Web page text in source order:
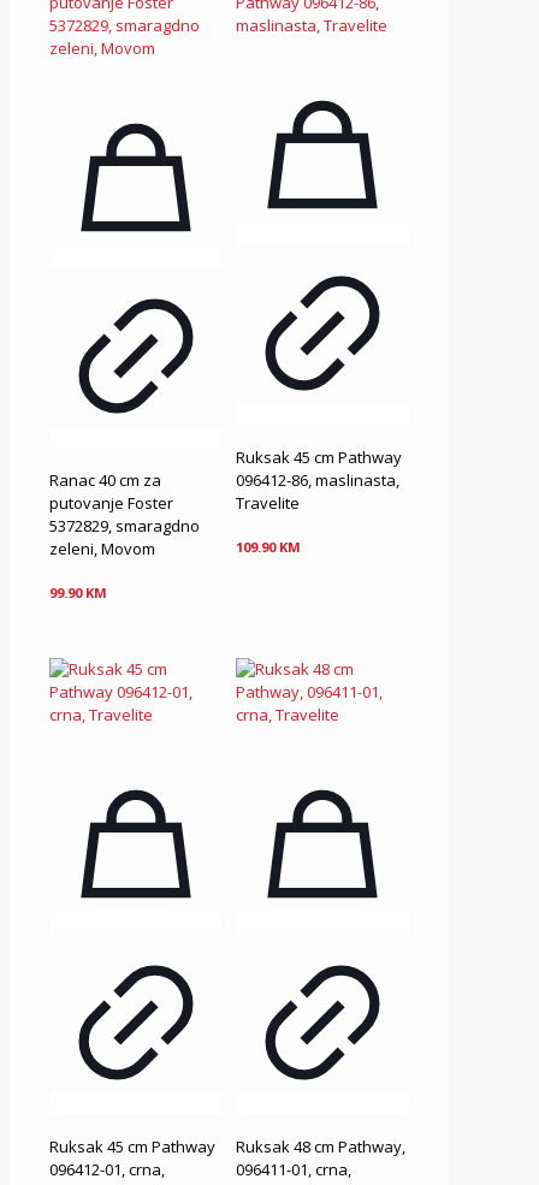
Ranac 40 cm za
putovanje Foster
5372829, smaragdno
zeleni, Movom
99.90 KM
Ruksak 45 cm Pathway
096412-86, maslinasta,
Travelite
109.90 KM
Ruksak 45 cm Pathway
096412-01, crna,
Ruksak 48 cm Pathway,
096411-01, crna,